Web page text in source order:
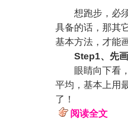
想跑步，必须
具备的话，那其
基本方法，才能
Step1、先
眼睛向下看，
平均，基本上用
了！
阅读全文